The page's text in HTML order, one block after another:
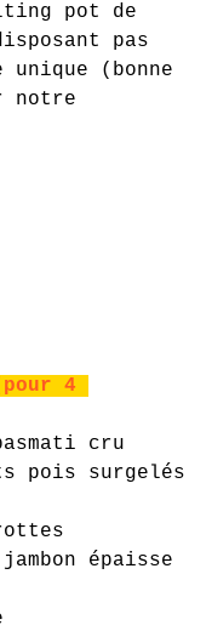
pot de
pas
(bonne
notre
4
cru
pois surgelés
épaisse